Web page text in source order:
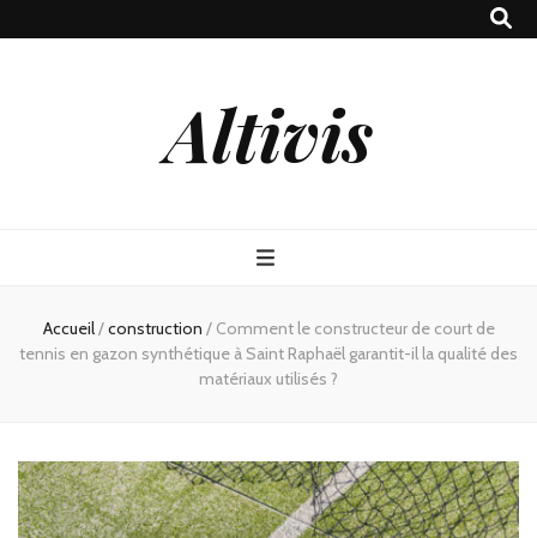
Altivis
Accueil/construction / Comment le constructeur de court de
tennis en gazon synthétique à Saint Raphaël garantit-il la qualité des
matériaux utilisés ?